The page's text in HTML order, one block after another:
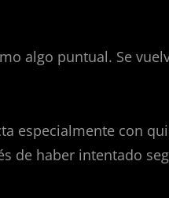
algo puntual. Se
especialmente con
de haber intentado